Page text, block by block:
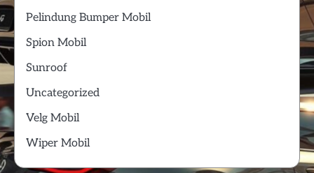
Pelindung Bumper Mobil
Spion Mobil
Sunroof
Uncategorized
Velg Mobil
Wiper Mobil